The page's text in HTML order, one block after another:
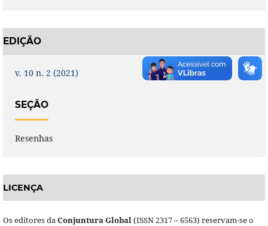
EDIÇÃO
v. 10 n. 2 (2021)
SEÇÃO
Resenhas
LICENÇA
Os editores daConjuntura Global(ISSN 2317 – 6563) reservam-se o